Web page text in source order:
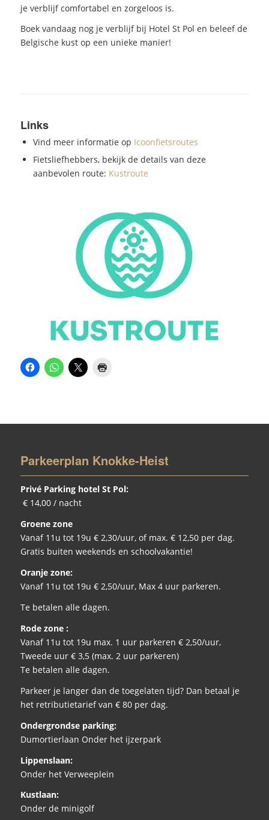
je verblijf comfortabel en zorgeloos is.
Boek vandaag nog je verblijf bij Hotel St Pol en beleef de
Belgische kust op een unieke manier!
Links
Vind meer informatie op Icoonfietsroutes
Fietsliefhebbers, bekijk de details van deze
aanbevolen route: Kustroute
Parkeerplan Knokke-Heist
Privé Parking hotel St Pol:
€ 14,00 / nacht
Groene zone
Vanaf 11u tot 19u € 2,30/uur, of max. € 12,50 per dag.
Gratis buiten weekends en schoolvakantie!
Oranje zone:
Vanaf 11u tot 19u € 2,50/uur, Max 4 uur parkeren.
Te betalen alle dagen.
Rode zone :
Vanaf 11u tot 19u max. 1 uur parkeren € 2,50/uur,
Tweede uur € 3,5 (max. 2 uur parkeren)
Te betalen alle dagen.
Parkeer je langer dan de toegelaten tijd? Dan betaal je
het retributietarief van € 80 per dag.
Ondergrondse parking:
Dumortierlaan Onder het ijzerpark
Lippenslaan:
Onder het Verweeplein
Kustlaan:
Onder de minigolf